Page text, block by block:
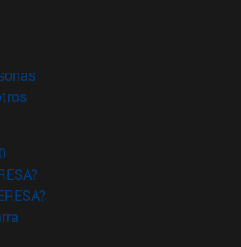
nueva ventana)
(abre en nueva ventana)
(abre en nueva ventana)